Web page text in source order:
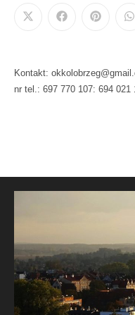
Kontakt:
nr tel.: 697 770 107: 694 021